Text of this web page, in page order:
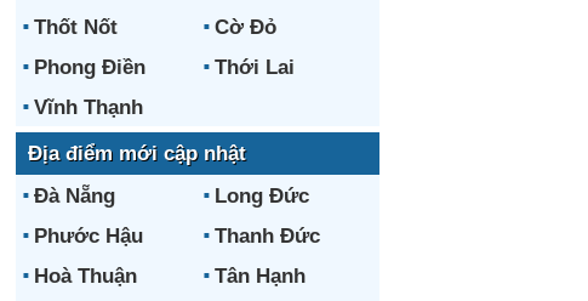
Thốt Nốt
Cờ Đỏ
Phong Điền
Thới Lai
Vĩnh Thạnh
Địa điểm mới cập nhật
Đà Nẵng
Long Đức
Phước Hậu
Thanh Đức
Hoà Thuận
Tân Hạnh